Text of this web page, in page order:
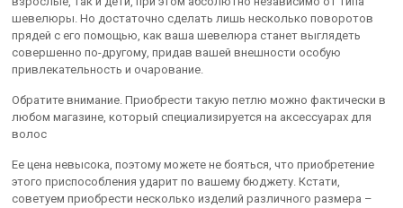
шевелюры. Но достаточно сделать лишь несколько поворотов
прядей с его помощью, как ваша шевелюра станет выглядеть
совершенно по-другому, придав вашей внешности особую
привлекательность и очарование.
Обратите внимание. Приобрести такую петлю можно фактически в
любом магазине, который специализируется на аксессуарах для
волос
Ее цена невысока, поэтому можете не бояться, что приобретение
этого приспособления ударит по вашему бюджету. Кстати,
советуем приобрести несколько изделий различного размера –